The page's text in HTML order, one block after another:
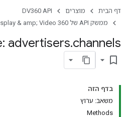
דף הבית מוצרים
DV360 API
ממשק API של Display & amp; Video 360
advertisers.channels
bookmark_border
בדף הזה
משאב: ערוץ
Methods